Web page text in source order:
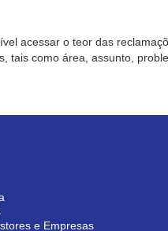
acessar o teor das
tais como área, assunto,
e Empresas